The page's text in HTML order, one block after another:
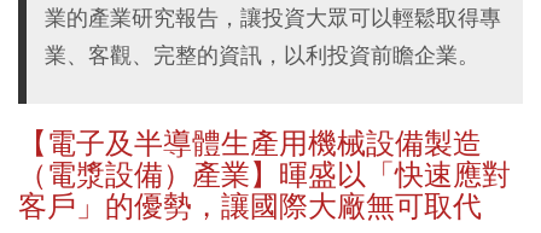
業的產業研究報告，讓投資大眾可以輕鬆取得專
業、客觀、完整的資訊，以利投資前瞻企業。
【電子及半導體生產用機械設備製造
（電漿設備）產業】暉盛以「快速應對
客戶」的優勢，讓國際大廠無可取代